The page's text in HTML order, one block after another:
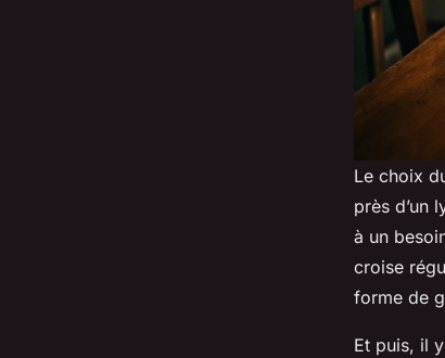
Le choix
près d’un
à un
croise
forme de
Et puis, il